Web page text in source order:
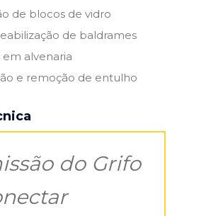
de blocos de vidro
de baldrames
em alvenaria
e remoção de entulho
do Grifo